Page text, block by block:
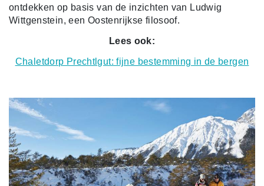
ontdekken op basis van de inzichten van Ludwig
Wittgenstein, een Oostenrijkse filosoof.
Lees ook:
Chaletdorp Prechtlgut: fijne bestemming in de bergen